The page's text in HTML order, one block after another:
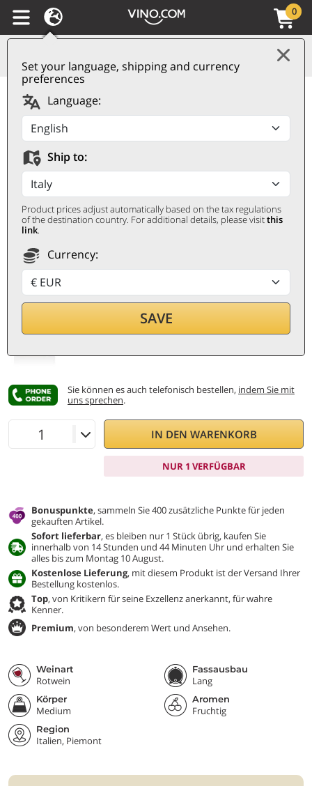
Set your language, shipping and currency
preferences
Language:
Ship to:
Product prices adjust automatically based on the tax regulations
of the destination country. For additional details, please visitthis
link.
Currency:
SAVE
0
Barolo Cerequio DOCG
2022 Roberto Voerzio
ROBERTO VOERZIO
0,75 ℓ
358€
Sie können es auch telefonisch bestellen, indem Sie mit
uns sprechen.
IN DEN WARENKORB
NUR 1 VERFÜGBAR
Bonuspunkte, sammeln Sie 400 zusätzliche Punkte für jeden
gekauften Artikel.
Sofort lieferbar, es bleiben nur 1 Stück übrig, kaufen Sie
innerhalb von 14 Stunden und 44 Minuten Uhr und erhalten Sie
alles bis zum Montag 10 August.
Kostenlose Lieferung, mit diesem Produkt ist der Versand Ihrer
Bestellung kostenlos.
Top, von Kritikern für seine Exzellenz anerkannt, für wahre
Kenner.
Premium, von besonderem Wert und Ansehen.
Weinart
Rotwein
Fassausbau
Lang
Körper
Medium
Aromen
Fruchtig
Region
Italien, Piemont